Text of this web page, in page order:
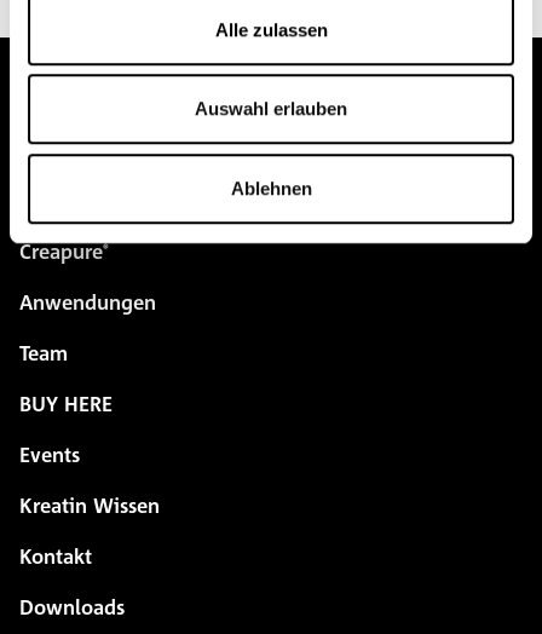
Alle zulassen
Auswahl erlauben
Ablehnen
pure.proven.perfect.
Creapure®
Anwendungen
Team
BUY HERE
Events
Kreatin Wissen
Kontakt
Downloads